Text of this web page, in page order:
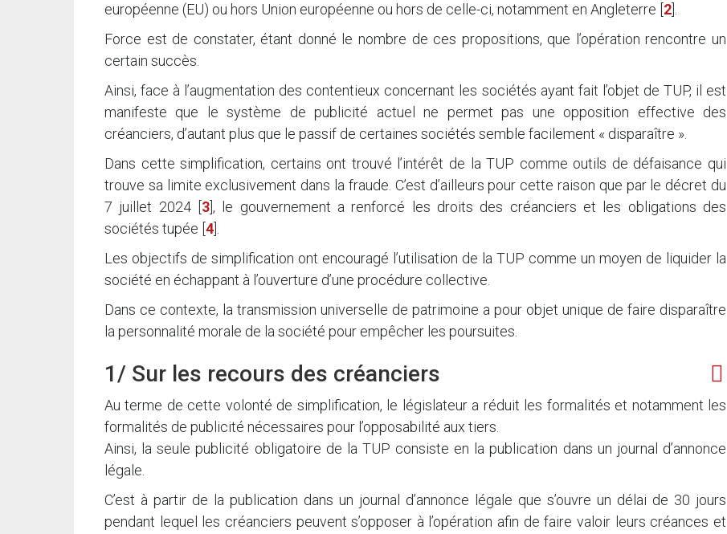
européenne (EU) ou hors Union européenne ou hors de celle-ci, notamment en Angleterre 2 .
Force est de constater, étant donné le nombre de ces propositions, que l’opération rencontre un
certain succès.
Ainsi, face à l’augmentation des contentieux concernant les sociétés ayant fait l’objet de TUP, il est
manifeste que le système de publicité actuel ne permet pas une opposition effective des
créanciers, d’autant plus que le passif de certaines sociétés semble facilement « disparaître ».
Dans cette simplification, certains ont trouvé l’intérêt de la TUP comme outils de défaisance qui
trouve sa limite exclusivement dans la fraude. C’est d’ailleurs pour cette raison que par le décret du
7 juillet 2024[ 3], le gouvernement a renforcé les droits des créanciers et les obligations des
sociétés tupée 4 .
Les objectifs de simplification ont encouragé l’utilisation de la TUP comme un moyen de liquider la
société en échappant à l’ouverture d’une procédure collective.
Dans ce contexte, la transmission universelle de patrimoine a pour objet unique de faire disparaître
la personnalité morale de la société pour empêcher les poursuites.
1/ Sur les recours des créanciers
Au terme de cette volonté de simplification, le législateur a réduit les formalités et notamment les
formalités de publicité nécessaires pour l’opposabilité aux tiers.
Ainsi, la seule publicité obligatoire de la TUP consiste en la publication dans un journal d’annonce
légale.
C’est à partir de la publication dans un journal d’annonce légale que s’ouvre un délai de 30 jours
pendant lequel les créanciers peuvent s’opposer à l’opération afin de faire valoir leurs créances et